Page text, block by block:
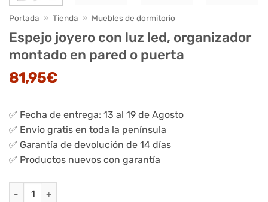
Portada » Tienda » Muebles de dormitorio
Espejo joyero con luz led, organizador
montado en pared o puerta
81,95€
✅ Fecha de entrega: 13 al 19 de Agosto
✅ Envío gratis en toda la península
✅ Garantía de devolución de 14 días
✅ Productos nuevos con garantía
Espejo joyero con luz led, organizador montado en pared o